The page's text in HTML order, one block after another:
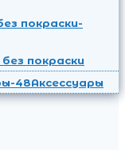
покраски
Аксессуары